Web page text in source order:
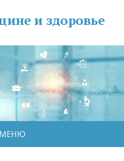
и здоровье
МЕНЮ